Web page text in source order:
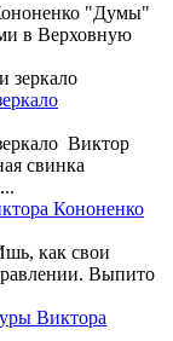
"Думы"
в Верховную
Виктор
свинка
Кононенко
как свои
Выпито
Виктора